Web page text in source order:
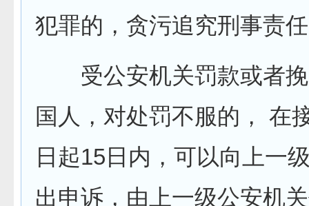
犯罪的，贪污追究刑事责
受公安机关罚款或者挽
国人，对处罚不服的， 在
日起15日内，可以向上一
出申诉，由上一级公安机